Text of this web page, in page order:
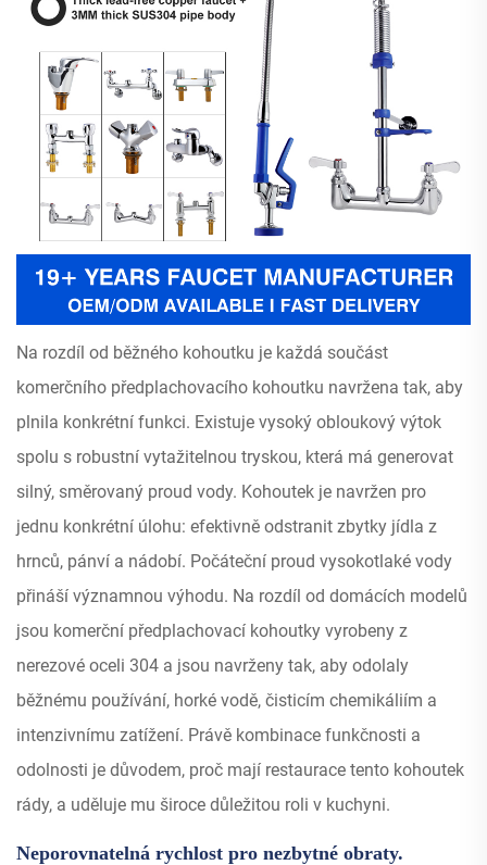
Na rozdíl od běžného kohoutku je každá součást
komerčního předplachovacího kohoutku navržena tak, aby
plnila konkrétní funkci. Existuje vysoký obloukový výtok
spolu s robustní vytažitelnou tryskou, která má generovat
silný, směrovaný proud vody. Kohoutek je navržen pro
jednu konkrétní úlohu: efektivně odstranit zbytky jídla z
hrnců, pánví a nádobí. Počáteční proud vysokotlaké vody
přináší významnou výhodu. Na rozdíl od domácích modelů
jsou komerční předplachovací kohoutky vyrobeny z
nerezové oceli 304 a jsou navrženy tak, aby odolaly
běžnému používání, horké vodě, čisticím chemikáliím a
intenzivnímu zatížení. Právě kombinace funkčnosti a
odolnosti je důvodem, proč mají restaurace tento kohoutek
rády, a uděluje mu široce důležitou roli v kuchyni.
Neporovnatelná rychlost pro nezbytné obraty.